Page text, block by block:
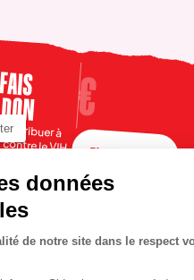
données
de notre site dans le respect
à
le VIH FAIRE UN DON